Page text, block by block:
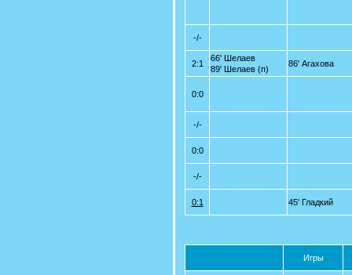
-/-
2:1
66' Шелаев
89' Шелаев (п)
86' Агахова
0:0
-/-
0:0
-/-
0:1 45' Гладкий
Игры